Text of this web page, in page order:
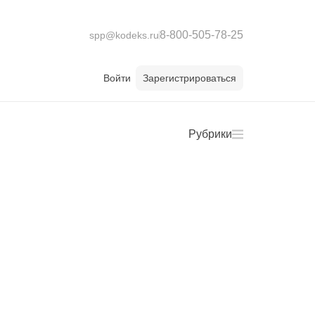
spp@kodeks.ru8-800-505-78-25
Войти Зарегистрироваться
Рубрики